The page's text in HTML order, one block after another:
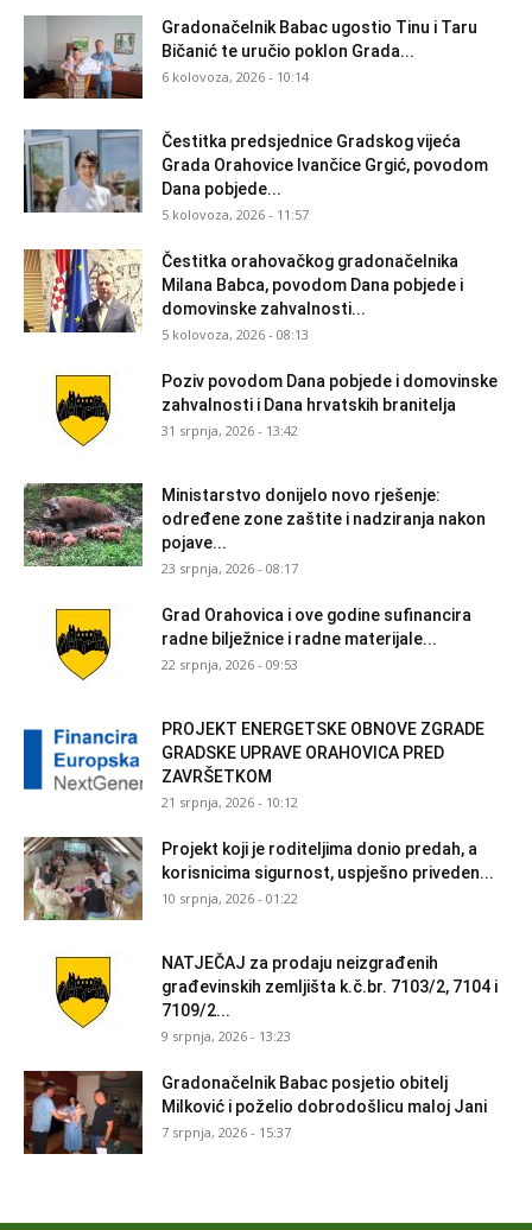
Gradonačelnik Babac ugostio Tinu i Taru
Bičanić te uručio poklon Grada...
6 kolovoza, 2026 - 10:14
Čestitka predsjednice Gradskog vijeća
Grada Orahovice Ivančice Grgić, povodom
Dana pobjede...
5 kolovoza, 2026 - 11:57
Čestitka orahovačkog gradonačelnika
Milana Babca, povodom Dana pobjede i
domovinske zahvalnosti...
5 kolovoza, 2026 - 08:13
Poziv povodom Dana pobjede i domovinske
zahvalnosti i Dana hrvatskih branitelja
31 srpnja, 2026 - 13:42
Ministarstvo donijelo novo rješenje:
određene zone zaštite i nadziranja nakon
pojave...
23 srpnja, 2026 - 08:17
Grad Orahovica i ove godine sufinancira
radne bilježnice i radne materijale...
22 srpnja, 2026 - 09:53
PROJEKT ENERGETSKE OBNOVE ZGRADE
GRADSKE UPRAVE ORAHOVICA PRED
ZAVRŠETKOM
21 srpnja, 2026 - 10:12
Projekt koji je roditeljima donio predah, a
korisnicima sigurnost, uspješno priveden...
10 srpnja, 2026 - 01:22
NATJEČAJ za prodaju neizgrađenih
građevinskih zemljišta k.č.br. 7103/2, 7104 i
7109/2...
9 srpnja, 2026 - 13:23
Gradonačelnik Babac posjetio obitelj
Milković i poželio dobrodošlicu maloj Jani
7 srpnja, 2026 - 15:37